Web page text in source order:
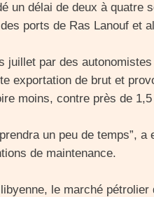
un délai de deux à quatre
ports de Ras Lanouf et
juillet par des
exportation de brut et
moins, contre près de
un peu de temps”,
de maintenance.
le marché